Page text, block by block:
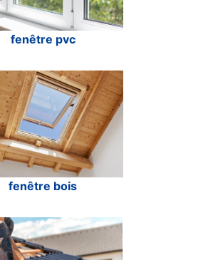
fenêtre pvc
fenêtre bois